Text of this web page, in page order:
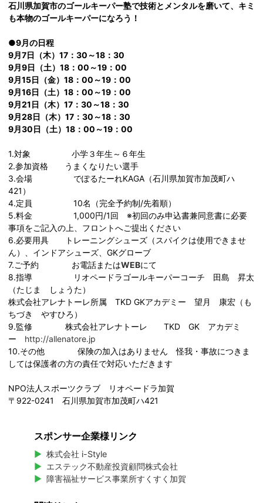
石川県加賀市のゴールキーパー塾で技術とメンタルを磨いて、キミ
も本物のゴールキーパーになろう！
●9月の日程
9月7日（木）17：30～18：30
9月9日（土）18：00～19：00
9月15日（金）18：00～19：00
9月16日（土）18：00～19：00
9月21日（木）17：30～18：30
9月28日（木）17：30～18：30
9月30日（土）18：00～19：00
1.対象 小学３年生～６年生
2.参加資格 うまくなりたい選手
3.会場 でぽるたーれKAGA（石川県加賀市加茂町ハ
421）
4.定員 10名（完全予約制/先着順）
5.料金 1,000円/1回 ※初回のみ申込書兼同意書に必要
事項をご記入の上、フロントへご提出ください
6.必要用具 トレーニングシューズ（スパイクは使用できませ
ん）、インドアシューズ、GKグローブ
7.ご予約 お電話またはWEBにて
8.指導 リオペードラゴールキーパーコーチ 田島 昇太
（たじま しょうた）
株式会社アレナトーレ所属 TKD GKアカデミー 望月 康宏（も
ちづき やすひろ）
9.監修 株式会社アレナトーレ TKD GK アカデミ
ー http://allenatore.jp
10.その他 保険の加入はありません 怪我・事故につきま
しては保護者の方の責任で対応いただきます
NPO法人スポーツクラブ リオペードラ加賀
〒922-0241 石川県加賀市加茂町ハ421
スポンサー企業様リンク
株式会社 i-Style
エステック不動産投資顧問株式会社
障害福祉サービス事業所すくすく加賀